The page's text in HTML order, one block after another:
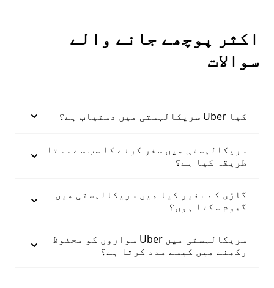
اکثر پوچھے جانے والے
سوالات
کیا Uber سریکالہستی میں دستیاب ہے؟
سریکالہستی میں سفر کرنے کا سب سے سستا
طریقہ کیا ہے؟
گاڑی کے بغیر کیا میں سریکالہستی میں
گھوم سکتا ہوں؟
سریکالہستی میں Uber سواروں کو محفوظ
رکھنے میں کیسے مدد کرتا ہے؟